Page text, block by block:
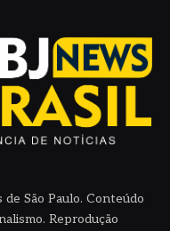
São Paulo. Conteúdo
Reprodução